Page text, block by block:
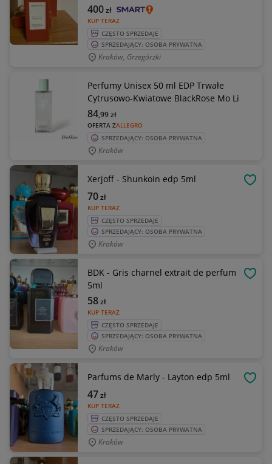
KUP TERAZ
400zł
CZĘSTO SPRZEDAJE
SPRZEDAJĄCY: OSOBA PRYWATNA
Kraków, Grzegórzki
Perfumy Unisex 50 ml EDP Trwałe
Cytrusowo-Kwiatowe BlackRose Mo Li
OFERTA ZALLEGRO
84,99zł
SPRZEDAJĄCY: OSOBA PRYWATNA
Kraków
Xerjoff - Shunkoin edp 5ml
KUP TERAZ
70zł
CZĘSTO SPRZEDAJE
SPRZEDAJĄCY: OSOBA PRYWATNA
Kraków
BDK - Gris charnel extrait de perfum
5ml
KUP TERAZ
58zł
CZĘSTO SPRZEDAJE
SPRZEDAJĄCY: OSOBA PRYWATNA
Kraków
Parfums de Marly - Layton edp 5ml
KUP TERAZ
47zł
CZĘSTO SPRZEDAJE
SPRZEDAJĄCY: OSOBA PRYWATNA
Kraków